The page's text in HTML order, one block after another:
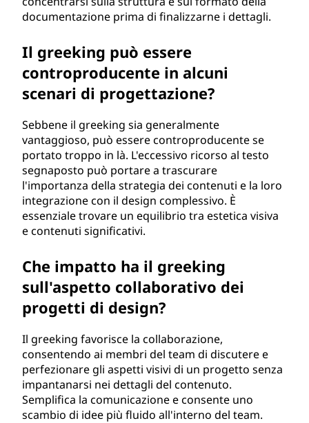
documentazione prima di finalizzarne i dettagli.
Il greeking può essere
controproducente in alcuni
scenari di progettazione?
Sebbene il greeking sia generalmente
vantaggioso, può essere controproducente se
portato troppo in là. L'eccessivo ricorso al testo
segnaposto può portare a trascurare
l'importanza della strategia dei contenuti e la loro
integrazione con il design complessivo. È
essenziale trovare un equilibrio tra estetica visiva
e contenuti significativi.
Che impatto ha il greeking
sull'aspetto collaborativo dei
progetti di design?
Il greeking favorisce la collaborazione,
consentendo ai membri del team di discutere e
perfezionare gli aspetti visivi di un progetto senza
impantanarsi nei dettagli del contenuto.
Semplifica la comunicazione e consente uno
scambio di idee più fluido all'interno del team.